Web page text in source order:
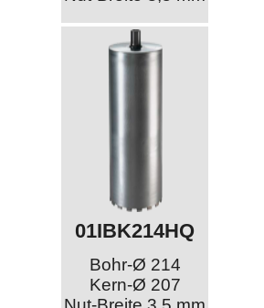
01IBK214HQ
Bohr-Ø 214
Kern-Ø 207